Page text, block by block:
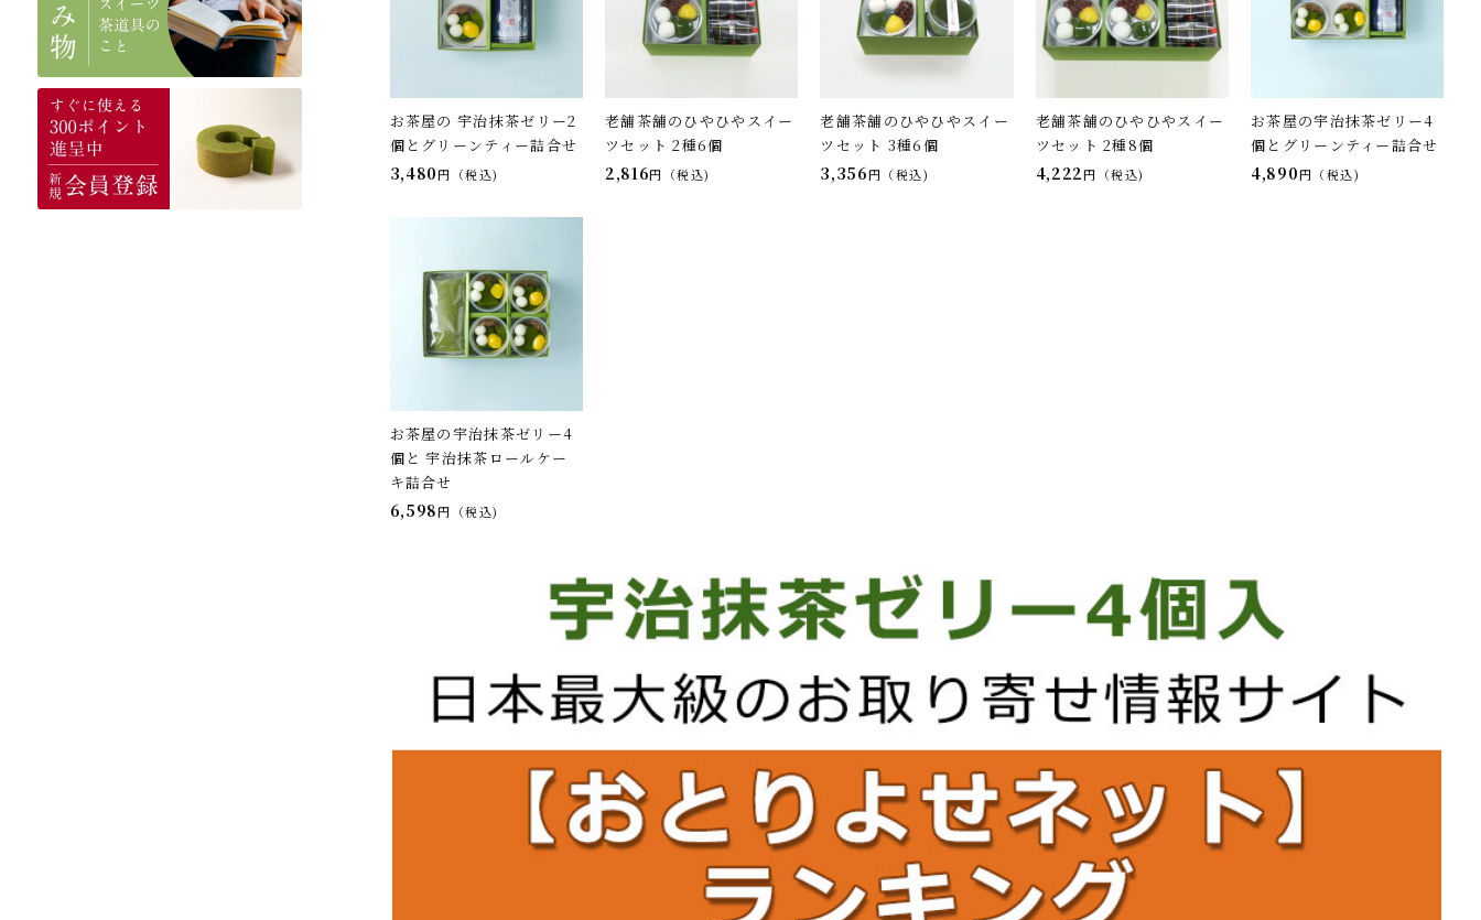
お茶屋の 宇治抹茶ゼリー2
個とグリーンティー詰合せ
3,480 税込
老舗茶舗のひやひやスイー
ツセット 2種6個
2,816 税込
老舗茶舗のひやひやスイー
ツセット 3種6個
3,356 税込
老舗茶舗のひやひやスイー
ツセット 2種8個
4,222 税込
お茶屋の宇治抹茶ゼリー4
個とグリーンティー詰合せ
4,890 税込
お茶屋の宇治抹茶ゼリー4
個と 宇治抹茶ロールケー
キ詰合せ
6,598 税込